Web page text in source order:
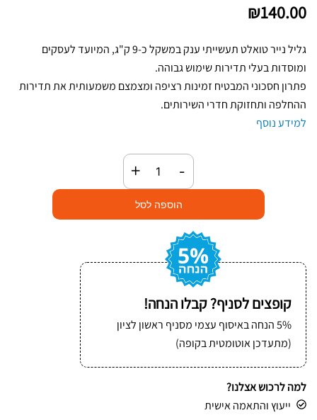
₪140.00
גליל נייר טואלט תעשייתי ענק במשקל כ-9 ק"ג, המיועד לעסקים
ומוסדות בעלי תדירות שימוש גבוהה.
פתרון חסכוני המבטיח זמינות רציפה ומצמצם משמעותית את תדירות
ההחלפה ותחזוקת חדרי השירותים.
למידע נוסף
-
גליל
נייר
+
הוספה לסל
קופצים לסניף? קבלו הנחה!
5% הנחה באיסוף עצמי מסניף ראשון לציון
(מתעדכן אוטומטית בקופה)
למה לרכוש אצלנו?
ייעוץ והתאמה אישית